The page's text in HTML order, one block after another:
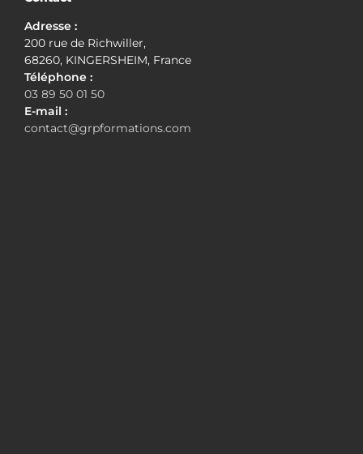
Adresse :
200 rue de Richwiller,
68260, KINGERSHEIM, France
Téléphone :
03 89 50 01 50
E-mail :
contact@grpformations.com